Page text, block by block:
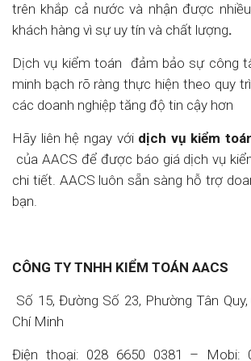
trên khắp cả nước và nhận được
khách hàng vì sự uy tín và chất lượng.
Dịch vụ kiểm toán đảm bảo sự công
minh bạch rõ ràng thực hiện theo quy
các doanh nghiệp tăng độ tin cậy hơn
Hãy liên hệ ngay với dịch vụ kiểm
của AACS để được báo giá dịch vụ
chi tiết. AACS luôn sẵn sàng hỗ trợ
bạn.
CÔNG TY TNHH KIỂM TOÁN AACS
Số 15, Đường Số 23, Phường Tân
Chí Minh
Điện thoại: 028 6650 0381 – Mobi: